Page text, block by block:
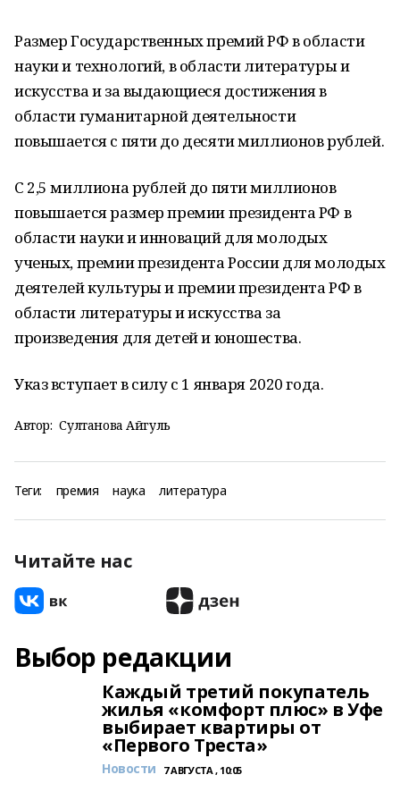
Размер Государственных премий РФ в области
науки и технологий, в области литературы и
искусства и за выдающиеся достижения в
области гуманитарной деятельности
повышается с пяти до десяти миллионов рублей.
С 2,5 миллиона рублей до пяти миллионов
повышается размер премии президента РФ в
области науки и инноваций для молодых
ученых, премии президента России для молодых
деятелей культуры и премии президента РФ в
области литературы и искусства за
произведения для детей и юношества.
Указ вступает в силу с 1 января 2020 года.
Автор: Султанова Айгуль
Теги: премия наука литература
Читайте нас
Выбор редакции
Каждый третий покупатель
жилья «комфорт плюс» в Уфе
выбирает квартиры от
«Первого Треста»
Новости 7 АВГУСТА , 10:05